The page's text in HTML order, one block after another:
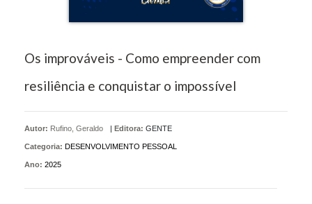
Os improváveis - Como empreender com
resiliência e conquistar o impossível
Autor: Rufino, Geraldo Editora: GENTE
Categoria: DESENVOLVIMENTO PESSOAL
Ano: 2025